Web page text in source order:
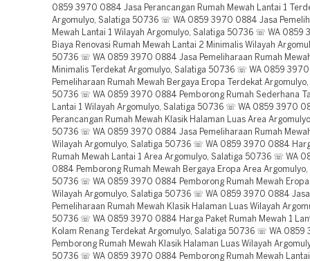
0859 3970 0884 Jasa Perancangan Rumah Mewah Lantai 1
Argomulyo, Salatiga 50736 ☏ WA 0859 3970 0884 Jasa
Mewah Lantai 1 Wilayah Argomulyo, Salatiga 50736 ☏ WA 0859
Biaya Renovasi Rumah Mewah Lantai 2 Minimalis Wilayah
50736 ☏ WA 0859 3970 0884 Jasa Pemeliharaan Rumah
Minimalis Terdekat Argomulyo, Salatiga 50736 ☏ WA 0859
Pemeliharaan Rumah Mewah Bergaya Eropa Terdekat
50736 ☏ WA 0859 3970 0884 Pemborong Rumah Sederhana
Lantai 1 Wilayah Argomulyo, Salatiga 50736 ☏ WA 0859 3970
Perancangan Rumah Mewah Klasik Halaman Luas Area
50736 ☏ WA 0859 3970 0884 Jasa Pemeliharaan Rumah
Wilayah Argomulyo, Salatiga 50736 ☏ WA 0859 3970 0884
Rumah Mewah Lantai 1 Area Argomulyo, Salatiga 50736 ☏ WA
0884 Pemborong Rumah Mewah Bergaya Eropa Area Argomulyo,
50736 ☏ WA 0859 3970 0884 Pemborong Rumah Mewah
Wilayah Argomulyo, Salatiga 50736 ☏ WA 0859 3970 0884 Jasa
Pemeliharaan Rumah Mewah Klasik Halaman Luas Wilayah
50736 ☏ WA 0859 3970 0884 Harga Paket Rumah Mewah 1
Kolam Renang Terdekat Argomulyo, Salatiga 50736 ☏ WA
Pemborong Rumah Mewah Klasik Halaman Luas Wilayah
50736 ☏ WA 0859 3970 0884 Pemborong Rumah Mewah Lantai